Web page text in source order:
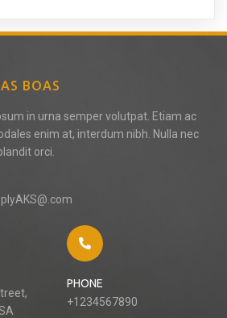
BOAS
in urna semper volutpat. Etiam ac
enim at, interdum nibh. Nulla nec
orci.
PHONE
+1234567890